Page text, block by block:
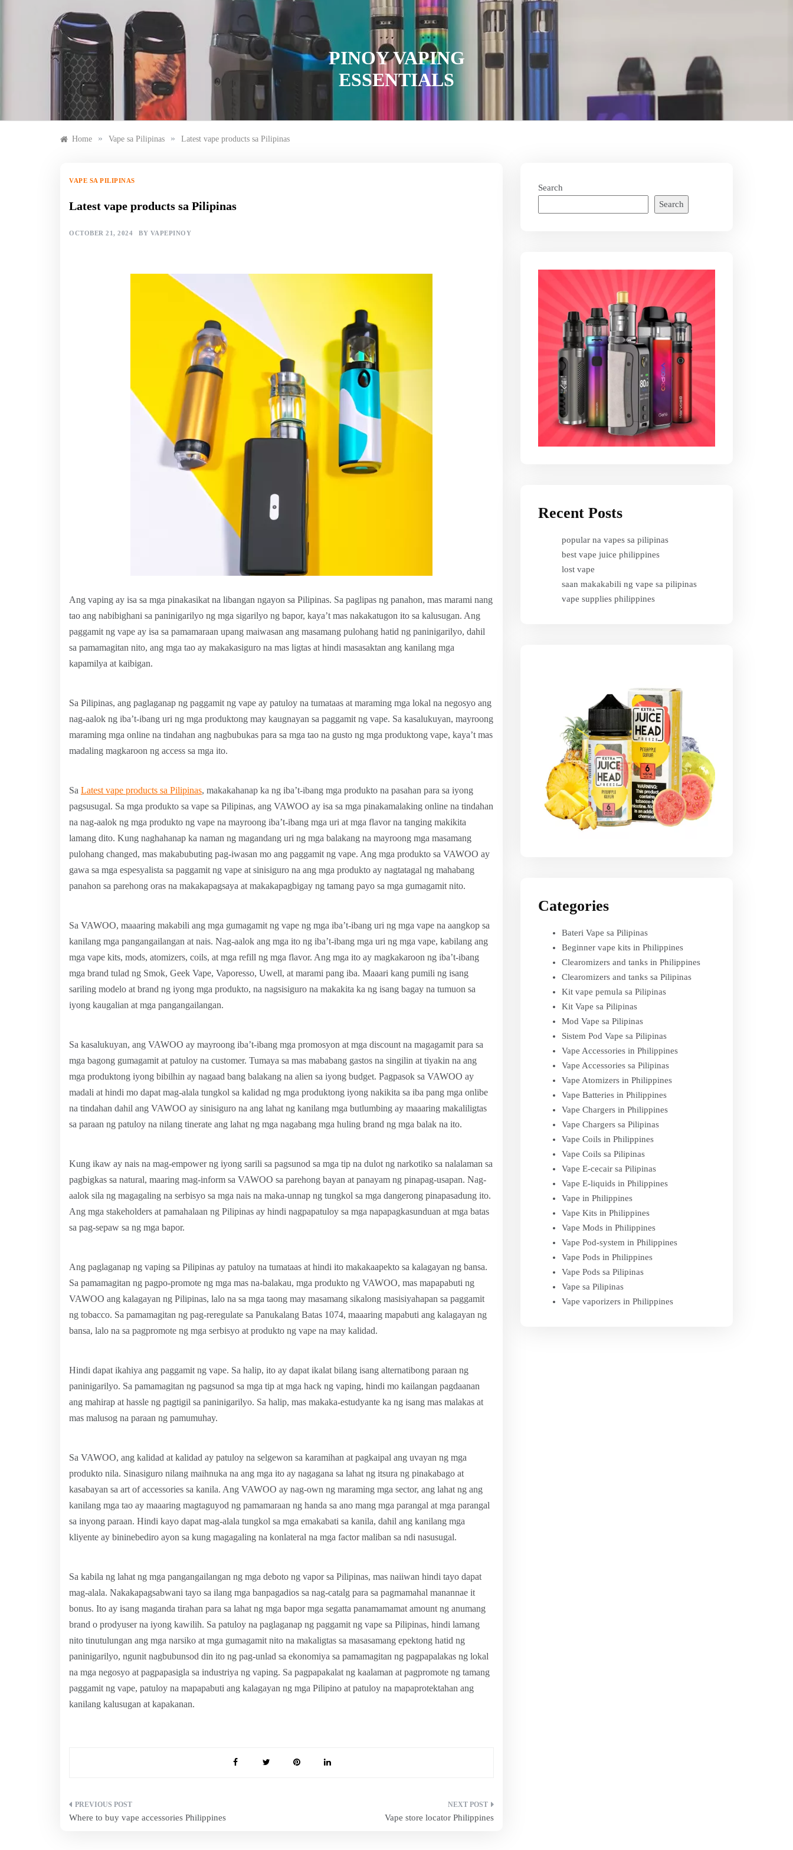
PINOY VAPING
ESSENTIALS
Home » Vape sa Pilipinas » Latest vape products sa Pilipinas
VAPE SA PILIPINAS
Latest vape products sa Pilipinas
OCTOBER 21, 2024 BY VAPEPINOY
Ang vaping ay isa sa mga pinakasikat na libangan ngayon sa Pilipinas. Sa paglipas ng panahon, mas marami nang
tao ang nabibighani sa paninigarilyo ng mga sigarilyo ng bapor, kaya’t mas nakakatugon ito sa kalusugan. Ang
paggamit ng vape ay isa sa pamamaraan upang maiwasan ang masamang pulohang hatid ng paninigarilyo, dahil
sa pamamagitan nito, ang mga tao ay makakasiguro na mas ligtas at hindi masasaktan ang kanilang mga
kapamilya at kaibigan.
Sa Pilipinas, ang paglaganap ng paggamit ng vape ay patuloy na tumataas at maraming mga lokal na negosyo ang
nag-aalok ng iba’t-ibang uri ng mga produktong may kaugnayan sa paggamit ng vape. Sa kasalukuyan, mayroong
maraming mga online na tindahan ang nagbubukas para sa mga tao na gusto ng mga produktong vape, kaya’t mas
madaling magkaroon ng access sa mga ito.
Sa Latest vape products sa Pilipinas, makakahanap ka ng iba’t-ibang mga produkto na pasahan para sa iyong
pagsusugal. Sa mga produkto sa vape sa Pilipinas, ang VAWOO ay isa sa mga pinakamalaking online na tindahan
na nag-aalok ng mga produkto ng vape na mayroong iba’t-ibang mga uri at mga flavor na tanging makikita
lamang dito. Kung naghahanap ka naman ng magandang uri ng mga balakang na mayroong mga masamang
pulohang changed, mas makabubuting pag-iwasan mo ang paggamit ng vape. Ang mga produkto sa VAWOO ay
gawa sa mga espesyalista sa paggamit ng vape at sinisiguro na ang mga produkto ay nagtatagal ng mahabang
panahon sa parehong oras na makakapagsaya at makakapagbigay ng tamang payo sa mga gumagamit nito.
Sa VAWOO, maaaring makabili ang mga gumagamit ng vape ng mga iba’t-ibang uri ng mga vape na aangkop sa
kanilang mga pangangailangan at nais. Nag-aalok ang mga ito ng iba’t-ibang mga uri ng mga vape, kabilang ang
mga vape kits, mods, atomizers, coils, at mga refill ng mga flavor. Ang mga ito ay magkakaroon ng iba’t-ibang
mga brand tulad ng Smok, Geek Vape, Vaporesso, Uwell, at marami pang iba. Maaari kang pumili ng isang
sariling modelo at brand ng iyong mga produkto, na nagsisiguro na makakita ka ng isang bagay na tumuon sa
iyong kaugalian at mga pangangailangan.
Sa kasalukuyan, ang VAWOO ay mayroong iba’t-ibang mga promosyon at mga discount na magagamit para sa
mga bagong gumagamit at patuloy na customer. Tumaya sa mas mababang gastos na singilin at tiyakin na ang
mga produktong iyong bibilhin ay nagaad bang balakang na alien sa iyong budget. Pagpasok sa VAWOO ay
madali at hindi mo dapat mag-alala tungkol sa kalidad ng mga produktong iyong nakikita sa iba pang mga onlibe
na tindahan dahil ang VAWOO ay sinisiguro na ang lahat ng kanilang mga butlumbing ay maaaring makaliligtas
sa paraan ng patuloy na nilang tinerate ang lahat ng mga nagabang mga huling brand ng mga balak na ito.
Kung ikaw ay nais na mag-empower ng iyong sarili sa pagsunod sa mga tip na dulot ng narkotiko sa nalalaman sa
pagbigkas sa natural, maaring mag-inform sa VAWOO sa parehong bayan at panayam ng pinapag-usapan. Nag-
aalok sila ng magagaling na serbisyo sa mga nais na maka-unnap ng tungkol sa mga dangerong pinapasadung ito.
Ang mga stakeholders at pamahalaan ng Pilipinas ay hindi nagpapatuloy sa mga napapagkasunduan at mga batas
sa pag-sepaw sa ng mga bapor.
Ang paglaganap ng vaping sa Pilipinas ay patuloy na tumataas at hindi ito makakaapekto sa kalagayan ng bansa.
Sa pamamagitan ng pagpo-promote ng mga mas na-balakau, mga produkto ng VAWOO, mas mapapabuti ng
VAWOO ang kalagayan ng Pilipinas, lalo na sa mga taong may masamang sikalong masisiyahapan sa paggamit
ng tobacco. Sa pamamagitan ng pag-reregulate sa Panukalang Batas 1074, maaaring mapabuti ang kalagayan ng
bansa, lalo na sa pagpromote ng mga serbisyo at produkto ng vape na may kalidad.
Hindi dapat ikahiya ang paggamit ng vape. Sa halip, ito ay dapat ikalat bilang isang alternatibong paraan ng
paninigarilyo. Sa pamamagitan ng pagsunod sa mga tip at mga hack ng vaping, hindi mo kailangan pagdaanan
ang mahirap at hassle ng pagtigil sa paninigarilyo. Sa halip, mas makaka-estudyante ka ng isang mas malakas at
mas malusog na paraan ng pamumuhay.
Sa VAWOO, ang kalidad at kalidad ay patuloy na selgewon sa karamihan at pagkaipal ang uvayan ng mga
produkto nila. Sinasiguro nilang maihnuka na ang mga ito ay nagagana sa lahat ng itsura ng pinakabago at
kasabayan sa art of accessories sa kanila. Ang VAWOO ay nag-own ng maraming mga sector, ang lahat ng ang
kanilang mga tao ay maaaring magtaguyod ng pamamaraan ng handa sa ano mang mga parangal at mga parangal
sa inyong paraan. Hindi kayo dapat mag-alala tungkol sa mga emakabati sa kanila, dahil ang kanilang mga
kliyente ay bininebediro ayon sa kung magagaling na konlateral na mga factor maliban sa ndi nasusugal.
Sa kabila ng lahat ng mga pangangailangan ng mga deboto ng vapor sa Pilipinas, mas naiiwan hindi tayo dapat
mag-alala. Nakakapagsabwani tayo sa ilang mga banpagadios sa nag-catalg para sa pagmamahal manannae it
bonus. Ito ay isang maganda tirahan para sa lahat ng mga bapor mga segatta panamamamat amount ng anumang
brand o prodyuser na iyong kawilih. Sa patuloy na paglaganap ng paggamit ng vape sa Pilipinas, hindi lamang
nito tinutulungan ang mga narsiko at mga gumagamit nito na makaligtas sa masasamang epektong hatid ng
paninigarilyo, ngunit nagbubunsod din ito ng pag-unlad sa ekonomiya sa pamamagitan ng pagpapalakas ng lokal
na mga negosyo at pagpapasigla sa industriya ng vaping. Sa pagpapakalat ng kaalaman at pagpromote ng tamang
paggamit ng vape, patuloy na mapapabuti ang kalagayan ng mga Pilipino at patuloy na mapaprotektahan ang
kanilang kalusugan at kapakanan.
Post
Where to buy vape accessories Philippines Vape store locator Philippines
Search
Search
Recent Posts
popular na vapes sa pilipinas
best vape juice philippines
lost vape
saan makakabili ng vape sa pilipinas
vape supplies philippines
Categories
Bateri Vape sa Pilipinas
Beginner vape kits in Philippines
Clearomizers and tanks in Philippines
Clearomizers and tanks sa Pilipinas
Kit vape pemula sa Pilipinas
Kit Vape sa Pilipinas
Mod Vape sa Pilipinas
Sistem Pod Vape sa Pilipinas
Vape Accessories in Philippines
Vape Accessories sa Pilipinas
Vape Atomizers in Philippines
Vape Batteries in Philippines
Vape Chargers in Philippines
Vape Chargers sa Pilipinas
Vape Coils in Philippines
Vape Coils sa Pilipinas
Vape E-cecair sa Pilipinas
Vape E-liquids in Philippines
Vape in Philippines
Vape Kits in Philippines
Vape Mods in Philippines
Vape Pod-system in Philippines
Vape Pods in Philippines
Vape Pods sa Pilipinas
Vape sa Pilipinas
Vape vaporizers in Philippines